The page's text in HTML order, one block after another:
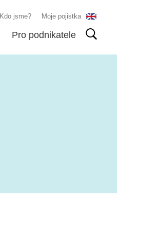
Kdo jsme? Moje pojistka
Pro podnikatele